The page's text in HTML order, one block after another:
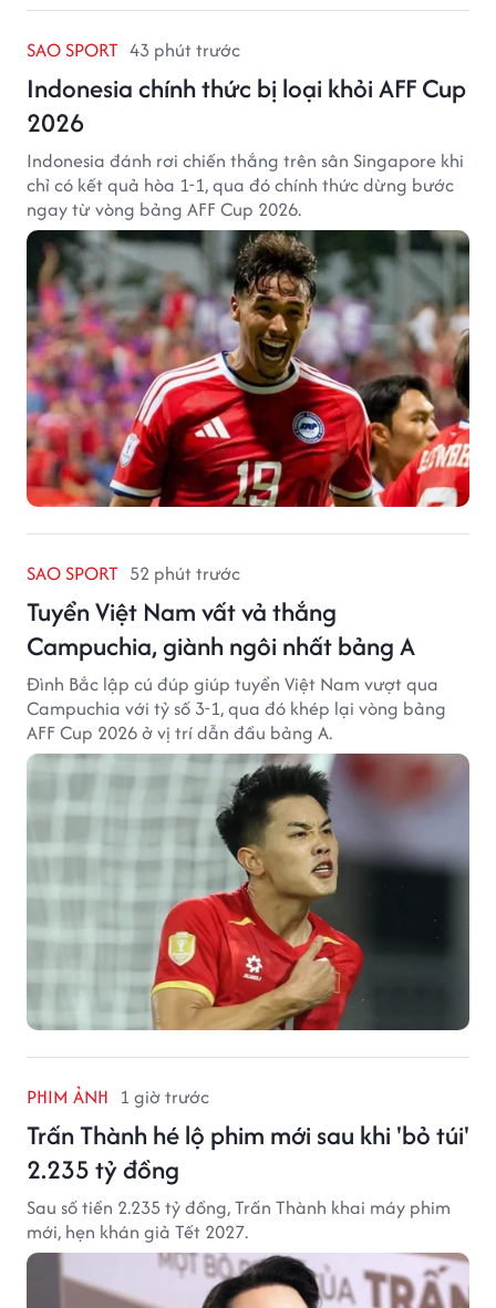
SAO SPORT 43 phút trước
Indonesia chính thức bị loại khỏi AFF Cup
2026
Indonesia đánh rơi chiến thắng trên sân Singapore khi
chỉ có kết quả hòa 1-1, qua đó chính thức dừng bước
ngay từ vòng bảng AFF Cup 2026.
SAO SPORT 52 phút trước
Tuyển Việt Nam vất vả thắng
Campuchia, giành ngôi nhất bảng A
Đình Bắc lập cú đúp giúp tuyển Việt Nam vượt qua
Campuchia với tỷ số 3-1, qua đó khép lại vòng bảng
AFF Cup 2026 ở vị trí dẫn đầu bảng A.
PHIM ẢNH 1 giờ trước
Trấn Thành hé lộ phim mới sau khi 'bỏ túi'
2.235 tỷ đồng
Sau số tiền 2.235 tỷ đồng, Trấn Thành khai máy phim
mới, hẹn khán giả Tết 2027.